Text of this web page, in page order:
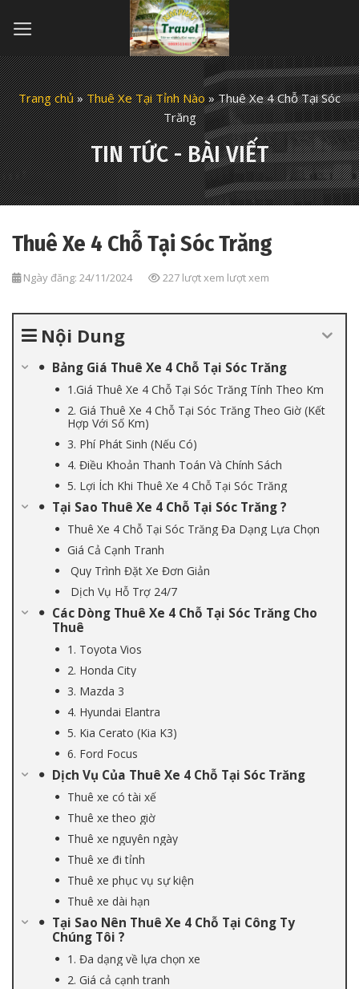
Trang chủ»Thuê Xe Tại Tỉnh Nào»Thuê Xe 4 Chỗ Tại Sóc
Trăng
TIN TỨC - BÀI VIẾT
Thuê Xe 4 Chỗ Tại Sóc Trăng
Ngày đăng: 24/11/2024 227 lượt xem lượt xem
Nội Dung
Bảng Giá Thuê Xe 4 Chỗ Tại Sóc Trăng
1.Giá Thuê Xe 4 Chỗ Tại Sóc Trăng Tính Theo Km
2. Giá Thuê Xe 4 Chỗ Tại Sóc Trăng Theo Giờ (Kết
Hợp Với Số Km)
3. Phí Phát Sinh (Nếu Có)
4. Điều Khoản Thanh Toán Và Chính Sách
5. Lợi Ích Khi Thuê Xe 4 Chỗ Tại Sóc Trăng
Tại Sao Thuê Xe 4 Chỗ Tại Sóc Trăng ?
Thuê Xe 4 Chỗ Tại Sóc Trăng Đa Dạng Lựa Chọn
Giá Cả Cạnh Tranh
Quy Trình Đặt Xe Đơn Giản
Dịch Vụ Hỗ Trợ 24/7
Các Dòng Thuê Xe 4 Chỗ Tại Sóc Trăng Cho
Thuê
1. Toyota Vios
2. Honda City
3. Mazda 3
4. Hyundai Elantra
5. Kia Cerato (Kia K3)
6. Ford Focus
Dịch Vụ Của Thuê Xe 4 Chỗ Tại Sóc Trăng
Thuê xe có tài xế
Thuê xe theo giờ
Thuê xe nguyên ngày
Thuê xe đi tỉnh
Thuê xe phục vụ sự kiện
Thuê xe dài hạn
Tại Sao Nên Thuê Xe 4 Chỗ Tại Công Ty
Chúng Tôi ?
1. Đa dạng về lựa chọn xe
2. Giá cả cạnh tranh